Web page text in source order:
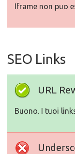
Iframe non puo
SEO Links
URL
Buono. I tuoi